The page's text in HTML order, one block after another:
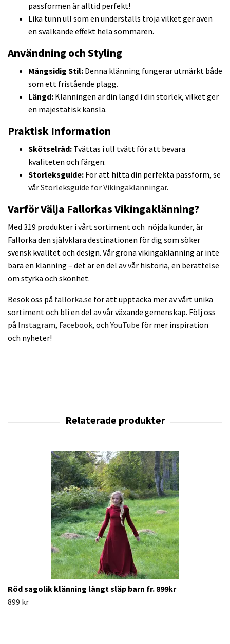
passformen är alltid perfekt!
Lika tunn ull som en underställs tröja vilket ger även
en svalkande effekt hela sommaren.
Användning och Styling
Mångsidig Stil: Denna klänning fungerar utmärkt både
som ett fristående plagg.
Längd: Klänningen är din längd i din storlek, vilket ger
en majestätisk känsla.
Praktisk Information
Skötselråd: Tvättas i ull tvätt för att bevara
kvaliteten och färgen.
Storleksguide: För att hitta din perfekta passform, se
vårStorleksguide för Vikingaklänningar.
Varför Välja Fallorkas Vikingaklänning?
Med 319 produkter i vårt sortiment och nöjda kunder, är
Fallorka den självklara destinationen för dig som söker
svensk kvalitet och design. Vår gröna vikingaklänning är inte
bara en klänning – det är en del av vår historia, en berättelse
om styrka och skönhet.
Besök oss på fallorka.se för att upptäcka mer av vårt unika
sortiment och bli en del av vår växande gemenskap. Följ oss
på Instagram, Facebook, ochYouTube för mer inspiration
och nyheter!
Röd sagolik klänning långt släp barn fr. 899kr
899 kr